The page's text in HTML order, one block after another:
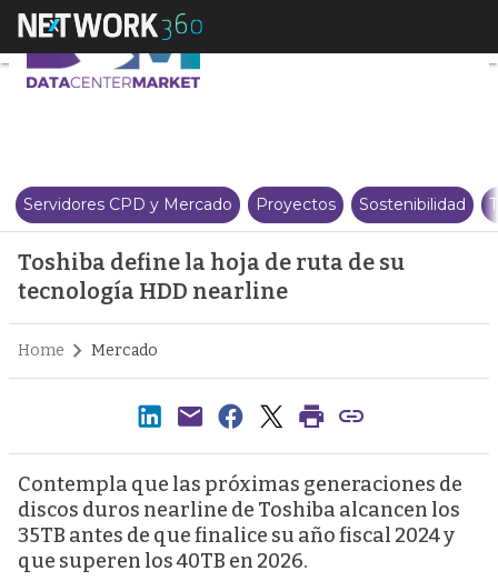
Toshiba define la hoja de ruta
Servidores CPD y Mercado Proyectos Sostenibilidad
Toshiba define la hoja de ruta de su
tecnología HDD nearline
Home Mercado
Contempla que las próximas generaciones de
discos duros nearline de Toshiba alcancen los
35TB antes de que finalice su año fiscal 2024 y
que superen los 40TB en 2026.